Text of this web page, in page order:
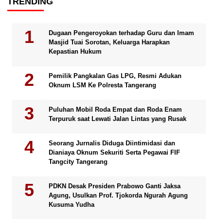
Dugaan Pengeroyokan terhadap Guru dan Imam
Masjid Tuai Sorotan, Keluarga Harapkan
Kepastian Hukum
Pemilik Pangkalan Gas LPG, Resmi Adukan
Oknum LSM Ke Polresta Tangerang
Puluhan Mobil Roda Empat dan Roda Enam
Terpuruk saat Lewati Jalan Lintas yang Rusak
Seorang Jurnalis Diduga Diintimidasi dan
Dianiaya Oknum Sekuriti Serta Pegawai FIF
Tangcity Tangerang
PDKN Desak Presiden Prabowo Ganti Jaksa
Agung, Usulkan Prof. Tjokorda Ngurah Agung
Kusuma Yudha